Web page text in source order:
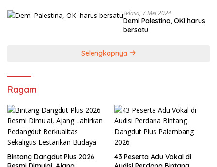
Selasa, 7 Mei 2024
Demi Palestina, OKI harus
bersatu
Selengkapnya
Ragam
Bintang Dangdut Plus 2026
43 Peserta Adu Vokal di